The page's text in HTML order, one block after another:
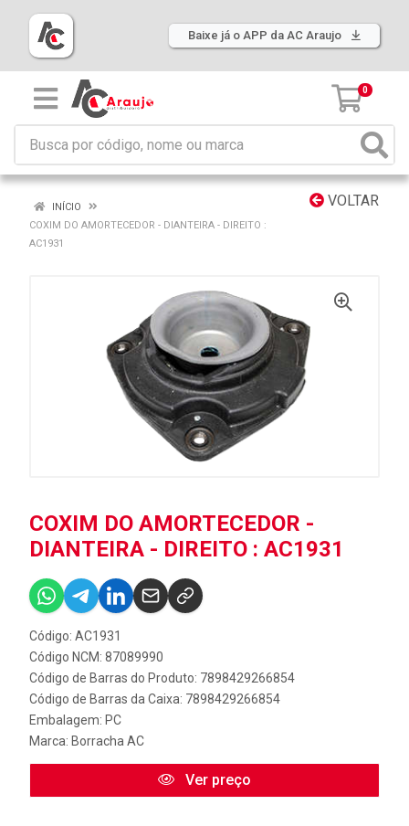
Baixe já o APP da AC Araujo
0
VOLTAR
INÍCIO
COXIM DO AMORTECEDOR - DIANTEIRA - DIREITO :
AC1931
COXIM DO AMORTECEDOR -
DIANTEIRA - DIREITO : AC1931
Código: AC1931
Código NCM: 87089990
Código de Barras do Produto: 7898429266854
Código de Barras da Caixa: 7898429266854
Embalagem: PC
Marca: Borracha AC
Ver preço